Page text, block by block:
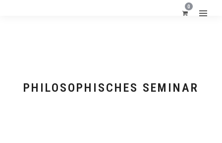
0
PHILOSOPHISCHES SEMINAR